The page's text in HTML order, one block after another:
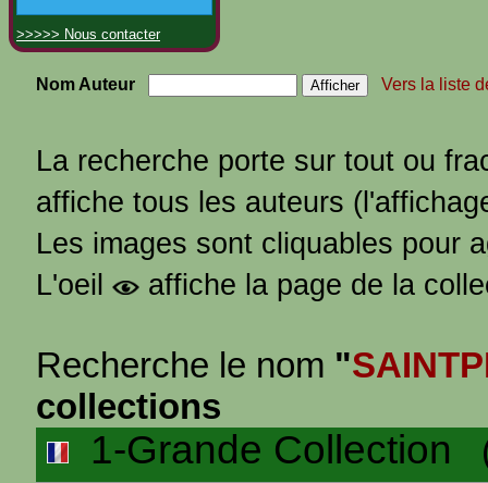
>>>>> Nous contacter
Nom Auteur Vers la liste
La recherche porte sur tout ou
affiche tous les auteurs
Les images sont cliquables pour
L'oeil
affiche la page de la
Recherche le nom "
collections
1-Grande Collection